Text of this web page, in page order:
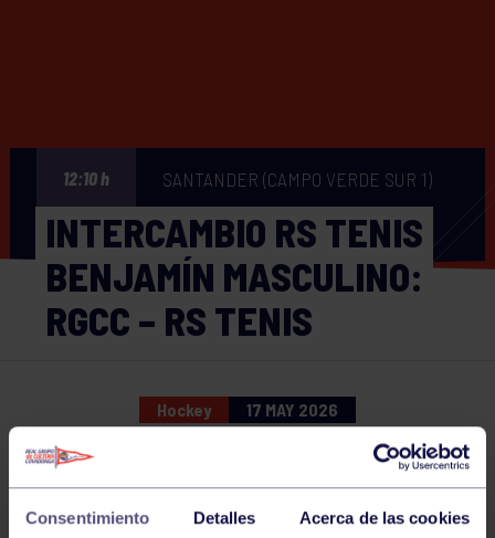
Consentimiento Detalles Acerca de las cookies
12:10 h SANTANDER (CAMPO VERDE SUR 1)
INTERCAMBIO RS TENIS
BENJAMÍN MASCULINO:
RGCC – RS TENIS
Hockey 17 MAY 2026